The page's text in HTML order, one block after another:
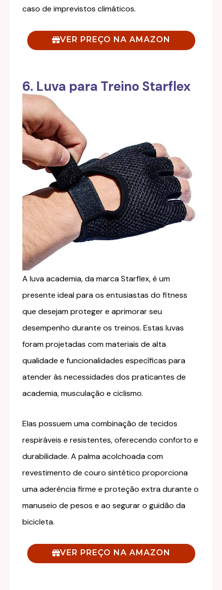
caso de imprevistos climáticos.
VER PREÇO NA AMAZON
6. Luva para Treino Starflex
A luva academia, da marca Starflex, é um
presente ideal para os entusiastas do fitness
que desejam proteger e aprimorar seu
desempenho durante os treinos. Estas luvas
foram projetadas com materiais de alta
qualidade e funcionalidades específicas para
atender às necessidades dos praticantes de
academia, musculação e ciclismo.
Elas possuem uma combinação de tecidos
respiráveis e resistentes, oferecendo conforto e
durabilidade. A palma acolchoada com
revestimento de couro sintético proporciona
uma aderência firme e proteção extra durante o
manuseio de pesos e ao segurar o guidão da
bicicleta.
VER PREÇO NA AMAZON